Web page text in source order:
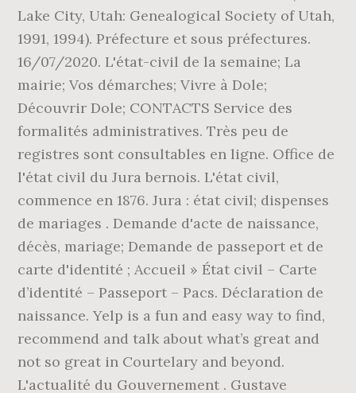
Lake City, Utah: Genealogical Society of Utah,
1991, 1994). Préfecture et sous préfectures.
16/07/2020. L'état-civil de la semaine; La
mairie; Vos démarches; Vivre à Dole;
Découvrir Dole; CONTACTS Service des
formalités administratives. Très peu de
registres sont consultables en ligne. Office de
l'état civil du Jura bernois. L'état civil,
commence en 1876. Jura : état civil; dispenses
de mariages . Demande d'acte de naissance,
décès, mariage; Demande de passeport et de
carte d'identité ; Accueil » État civil – Carte
d’identité – Passeport – Pacs. Déclaration de
naissance. Yelp is a fun and easy way to find,
recommend and talk about what’s great and
not so great in Courtelary and beyond.
L'actualité du Gouvernement . Gustave